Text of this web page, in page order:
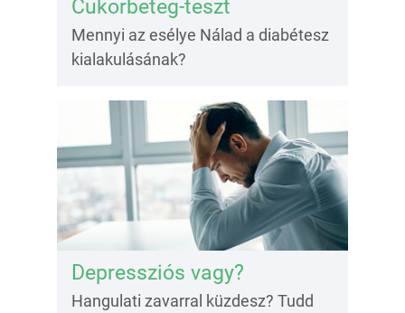
Cukorbeteg-teszt
Mennyi az esélye Nálad a diabétesz
kialakulásának?
Depressziós vagy?
Hangulati zavarral küzdesz? Tudd